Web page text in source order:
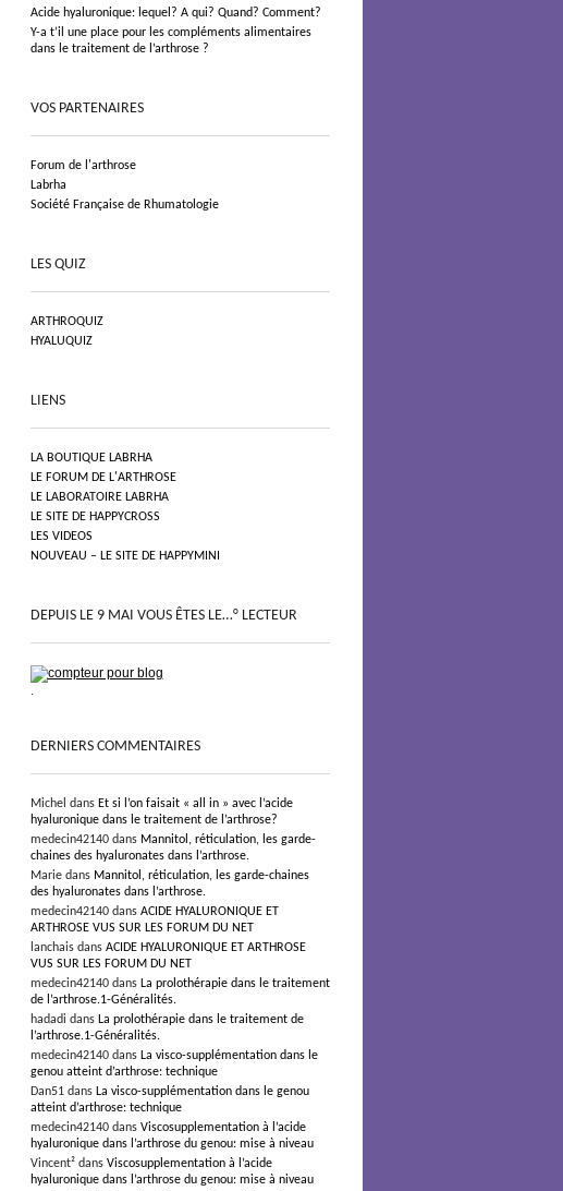
Acide hyaluronique: lequel? A qui? Quand? Comment?
Y-a t’il une place pour les compléments alimentaires
dans le traitement de l’arthrose ?
VOS PARTENAIRES
Forum de l'arthrose
Labrha
Société Française de Rhumatologie
LES QUIZ
ARTHROQUIZ
HYALUQUIZ
LIENS
LA BOUTIQUE LABRHA
LE FORUM DE L'ARTHROSE
LE LABORATOIRE LABRHA
LE SITE DE HAPPYCROSS
LES VIDEOS
NOUVEAU – LE SITE DE HAPPYMINI
DEPUIS LE 9 MAI VOUS ÊTES LE…° LECTEUR
.
DERNIERS COMMENTAIRES
Michel dans Et si l’on faisait « all in » avec l’acide
hyaluronique dans le traitement de l’arthrose?
medecin42140 dans Mannitol, réticulation, les garde-
chaines des hyaluronates dans l’arthrose.
Marie dans Mannitol, réticulation, les garde-chaines
des hyaluronates dans l’arthrose.
medecin42140 dans ACIDE HYALURONIQUE ET
ARTHROSE VUS SUR LES FORUM DU NET
lanchais dans ACIDE HYALURONIQUE ET ARTHROSE
VUS SUR LES FORUM DU NET
medecin42140 dans La prolothérapie dans le traitement
de l’arthrose.1-Généralités.
hadadi dans La prolothérapie dans le traitement de
l’arthrose.1-Généralités.
medecin42140 dans La visco-supplémentation dans le
genou atteint d’arthrose: technique
Dan51 dans La visco-supplémentation dans le genou
atteint d’arthrose: technique
medecin42140 dans Viscosupplementation à l’acide
hyaluronique dans l’arthrose du genou: mise à niveau
Vincent² dans Viscosupplementation à l’acide
hyaluronique dans l’arthrose du genou: mise à niveau